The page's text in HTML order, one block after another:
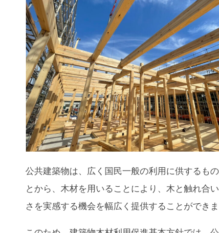
公共建築物は、広く国民一般の利用に供するも
とから、木材を用いることにより、木と触れ合
さを実感する機会を幅広く提供することができ